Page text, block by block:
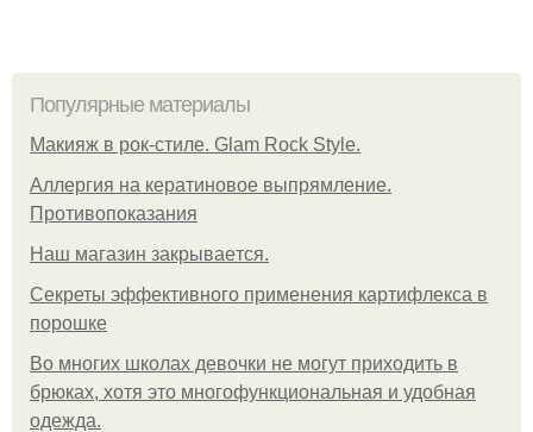
Популярные материалы
Макияж в рок-стиле. Glam Rock Style.
Аллергия на кератиновое выпрямление.
Противопоказания
Нaш магaзин зaкрывaeтся.
Секреты эффективного применения картифлекса в
порошке
Во многих школах девочки не могут приходить в
брюках, хотя это многофункциональная и удобная
одежда.